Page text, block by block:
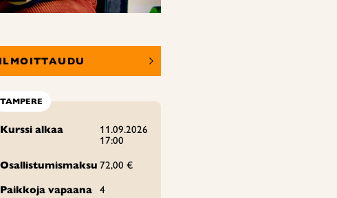
ILMOITTAUDU
TAMPERE
Kurssi alkaa
11.09.2026
17:00
Osallistumismaksu 72,00 €
Paikkoja vapaana
4